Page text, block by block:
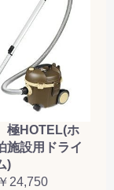
HOTEL(ホ
施設用ドライ
)
24,750